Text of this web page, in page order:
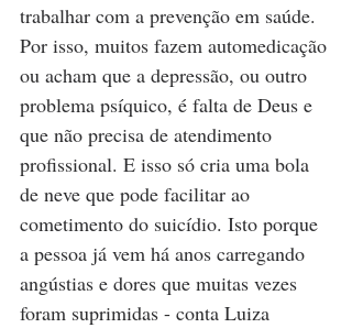
trabalhar com a prevenção em saúde.
Por isso, muitos fazem automedicação
ou acham que a depressão, ou outro
problema psíquico, é falta de Deus e
que não precisa de atendimento
profissional. E isso só cria uma bola
de neve que pode facilitar ao
cometimento do suicídio. Isto porque
a pessoa já vem há anos carregando
angústias e dores que muitas vezes
foram suprimidas - conta Luiza